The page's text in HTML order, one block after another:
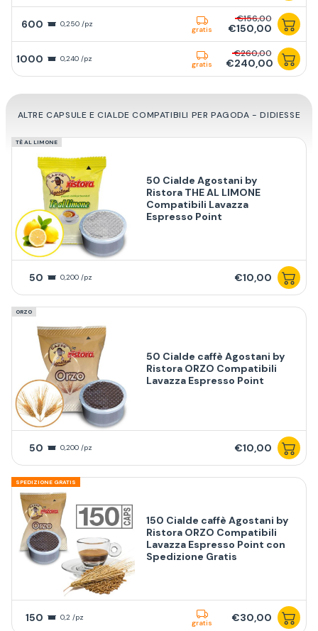
600 0,250 /pz
gratis
€156,00
€150,00
1000 0,240 /pz
gratis
€260,00
€240,00
ALTRE CAPSULE E CIALDE COMPATIBILI PER PAGODA - DIDIESSE
TÈ AL LIMONE
50 Cialde Agostani by
Ristora THE AL LIMONE
Compatibili Lavazza
Espresso Point
50 0,200 /pz €10,00
ORZO
50 Cialde caffè Agostani by
Ristora ORZO Compatibili
Lavazza Espresso Point
50 0,200 /pz €10,00
SPEDIZIONE GRATIS
150 Cialde caffè Agostani by
Ristora ORZO Compatibili
Lavazza Espresso Point con
Spedizione Gratis
150 0,2 /pz
gratis €30,00